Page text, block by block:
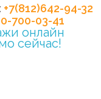
+7(812)642-94-32
700-03-41
онлайн
сейчас!